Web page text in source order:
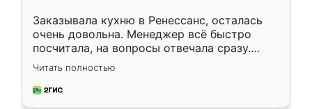
Заказывала кухню в Ренессанс, осталась
очень довольна. Менеджер всё быстро
посчитала, на вопросы отвечала сразу.
Замерщик приехал в субботу, подошёл к
делу со всей ответственностью. Собрали
за день, ребята работали аккуратно, даже
Читать полностью